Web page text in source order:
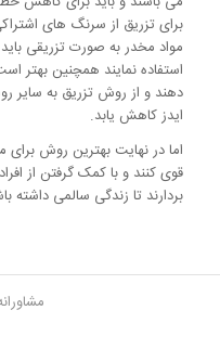
برای تزریق از سرنگ های
مواد مخدر به صورت تزریقی
استفاده نمایند همچنین بهتر
دهند و از روش تزریق به سایر
ایدز کاهش یابد.
اما در نهایت بهترین روش برای
قوی کنند و با کمک گرفتن از
بردارند تا زندگی سالمی داشته